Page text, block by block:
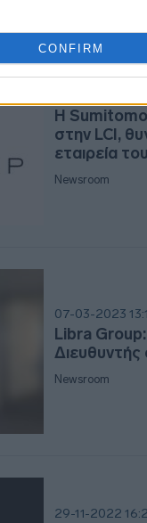
CONFIRM
H
στην LCI,
εταιρεία
Newsroom
07-03-2023
Libra
Newsroom
29-11-2022